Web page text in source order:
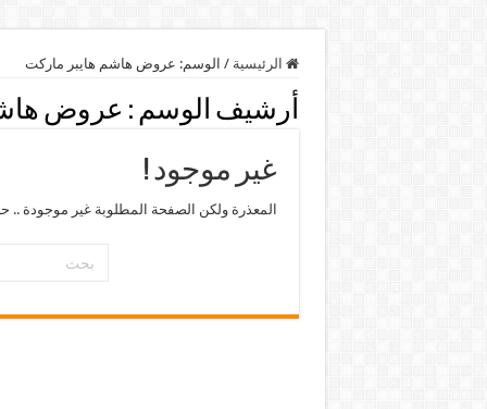
الرئيسية / الوسم: عروض هاشم هايبر ماركت
أرشيف الوسم : عروض
غير موجود !
المعذرة ولكن الصفحة المطلوبة غير موجودة